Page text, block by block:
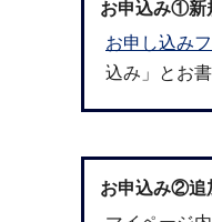
お申込み①新
お申し込み
込み」とお
お申込み②追